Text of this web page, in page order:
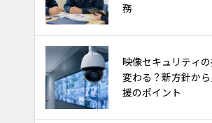
務
映像セキュリティ
変わる？新方針か
援のポイント
動向から見る警備会
警備採用で注目さ
払い制度」｜求人
援に活用するポイン